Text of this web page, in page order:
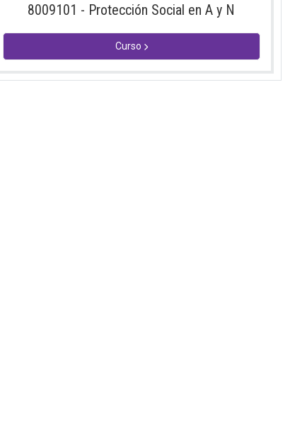
8009101 - Protección Social en A y N
Curso